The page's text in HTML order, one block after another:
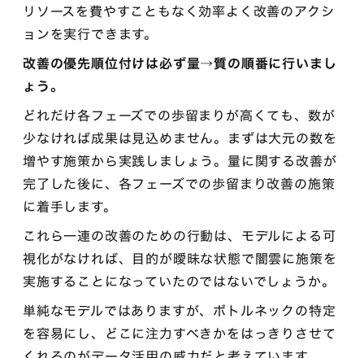
リソースを費やすこともなく効率よく改善のアクシ
ョンを実行できます。
改善の優先順位付けは必ず量→質の順番に行いまし
ょう。
どれだけ各フェーズでの歩留まりが高くても、数が
少なければ成果は見込めません。まずは大元の数を
増やす施策から実践しましょう。量に関する改善が
完了した後に、各フェーズでの歩留まり改善の施策
に着手します。
これら一連の改善のための行動は、モデルによる可
視化がなければ、目的が曖昧な状態で闇雲に施策を
実施することになっていたのではないでしょうか。
単純なモデルではありますが、ボトルネックの特定
を容易にし、どこに注力すべきかをはっきりさせて